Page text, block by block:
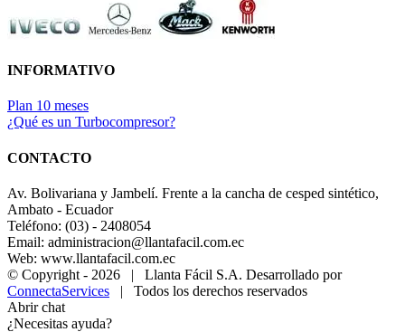
INFORMATIVO
Plan 10 meses
¿Qué es un Turbocompresor?
CONTACTO
Av. Bolivariana y Jambelí. Frente a la cancha de cesped sintético,
Ambato - Ecuador
Teléfono: (03) - 2408054
Email: administracion@llantafacil.com.ec
Web: www.llantafacil.com.ec
© Copyright - 2026 | Llanta Fácil S.A. Desarrollado por
ConnectaServices | Todos los derechos reservados
Abrir chat
¿Necesitas ayuda?